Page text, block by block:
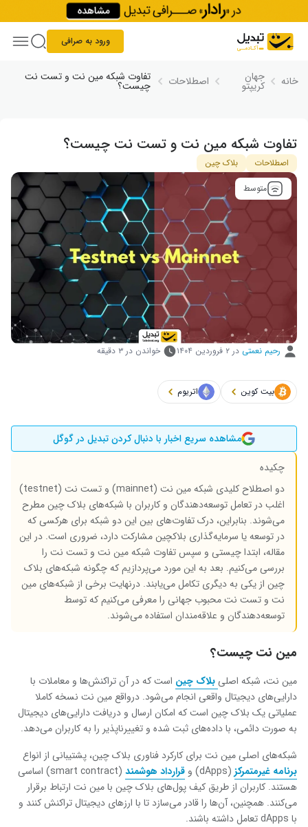
Skip to content
ورود به صرافی
خانه جهان
کریپتو اصطلاحات تفاوت شبکه مین نت و تست نت
چیست؟
تفاوت شبکه مین نت و تست نت چیست؟
اصطلاحات
بلاک چین
متوسط
رحیم نعمتی در ۲ فروردین ۱۴۰۴ خواندن در ۳ دقیقه
بیت کوین اتریوم
مشاهده سریع اخبار با دنبال کردن تبدیل در گوگل
چکیده
دو اصطلاح کلیدی شبکه مین نت (mainnet) و تست نت (testnet)
اغلب در تعامل توسعه‌دهندگان و کاربران با شبکه‌های بلاک چین مطرح
می‌شوند. بنابراین، درک تفاوت‌های بین این دو شبکه برای هرکسی که
در توسعه یا سرمایه‌گذاری بلاکچین مشارکت دارد، ضروری است. در این
مقاله، ابتدا چیستی و سپس تفاوت شبکه مین نت و تست نت را
بررسی می‌کنیم. بعد به این مورد می‌پردازیم که چگونه شبکه‌های بلاک
چین از یکی به دیگری تکامل می‌یابند. درنهایت برخی از شبکه‌های مین
نت و تست نت محبوب جهانی را معرفی می‌کنیم که توسط
توسعه‌دهندگان و علاقه‌مندان استفاده می‌شوند.
مین نت چیست؟
مین نت، شبکه اصلیبلاک چین است که در آن تراکنش‌ها و معاملات با
دارایی‌های دیجیتال واقعی انجام می‌شود. درواقع مین نت نسخه کاملا
عملیاتی یک بلاک چین است که امکان ارسال و دریافت دارایی‌های دیجیتال
به صورت دائمی، با داده‌های ثبت شده و تغییرناپذیر را به کاربران می‌دهد.
شبکه‌های اصلی مین نت برای کارکرد فناوری بلاک چین، پشتیبانی از انواع
برنامه غیرمتمرکز (dApps) و قرارداد هوشمند
(smart contract) اساسی
هستند. کاربران از طریق کیف پول‌های بلاک چین با مین نت ارتباط برقرار
می‌کنند. همچنین، آن‌ها را قادر می‌سازد تا با ارزهای دیجیتال تراکنش کنند و
با dApps تعامل داشته باشند.